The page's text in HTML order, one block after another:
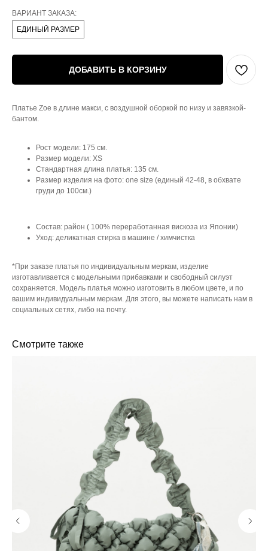
ВАРИАНТ ЗАКАЗА:
ЕДИНЫЙ РАЗМЕР
ДОБАВИТЬ В КОРЗИНУ
Платье Zoe в длине макси, с воздушной оборкой по низу и завязкой-
бантом.
Рост модели: 175 см.
Размер модели: XS
Стандартная длина платья: 135 см.
Размер изделия на фото: one size (единый 42-48, в обхвате
груди до 100см.)
Состав: район ( 100% переработанная вискоза из Японии)
Уход: деликатная стирка в машине / химчистка
*При заказе платья по индивидуальным меркам, изделие
изготавливается с модельными прибавками и свободный силуэт
сохраняется. Модель платья можно изготовить в любом цвете, и по
вашим индивидуальным меркам. Для этого, вы можете написать нам в
социальных сетях, либо на почту.
Смотрите также